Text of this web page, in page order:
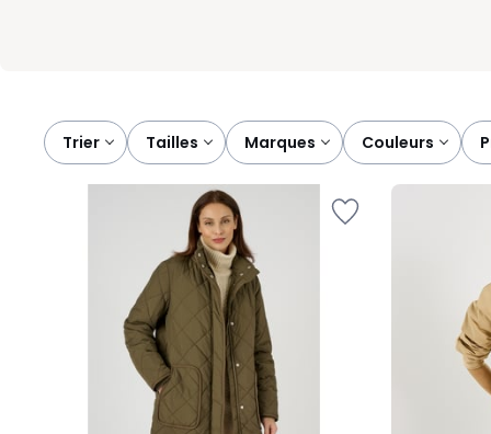
Trier
tailles marques couleurs